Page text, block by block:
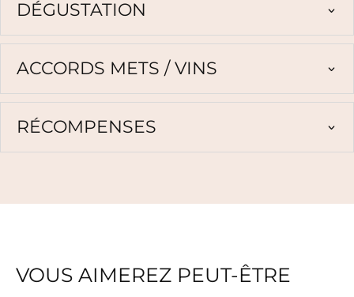
DÉGUSTATION
ACCORDS METS / VINS
RÉCOMPENSES
VOUS AIMEREZ PEUT-ÊTRE